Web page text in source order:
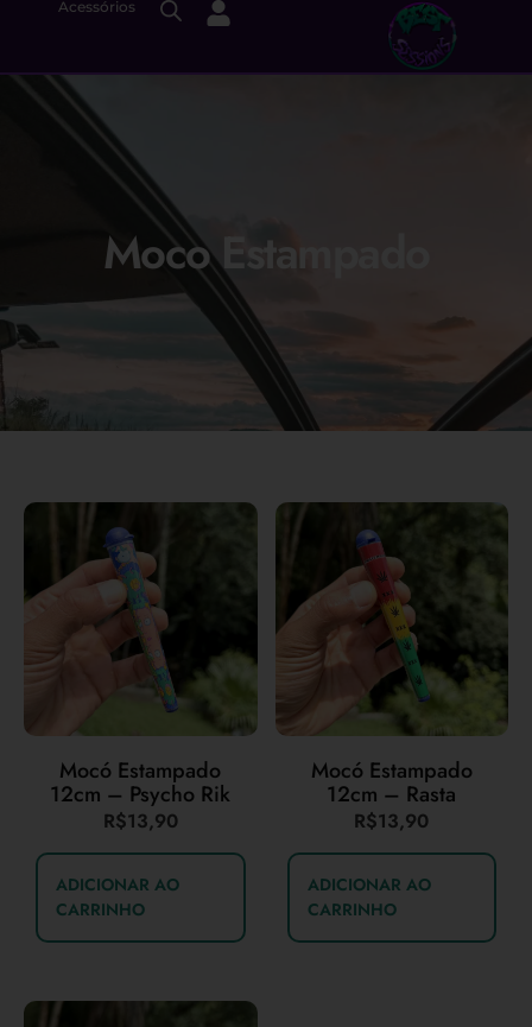
Acessórios
Moco Estampado
Mocó Estampado
12cm – Psycho Rik
R$13,90
ADICIONAR AO
CARRINHO
Mocó Estampado
12cm – Rasta
R$13,90
ADICIONAR AO
CARRINHO